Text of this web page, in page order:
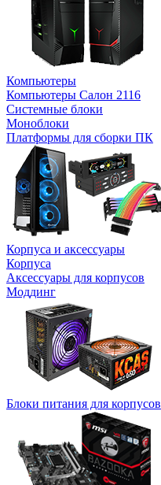
Компьютеры
Компьютеры Салон 2116
Системные блоки
Моноблоки
Платформы для сборки ПК
Корпуса и аксессуары
Корпуса
Аксессуары для корпусов
Моддинг
Блоки питания для корпусов